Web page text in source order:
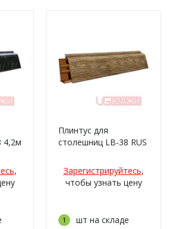
4,2м
,
Плинтус для
столешниц LB-38 RUS
(0432м, 0443м,065ам,
230ам, 909т,
932м/339)
Зарегистрируйтесь,
чтобы узнать цену
1 шт на складе